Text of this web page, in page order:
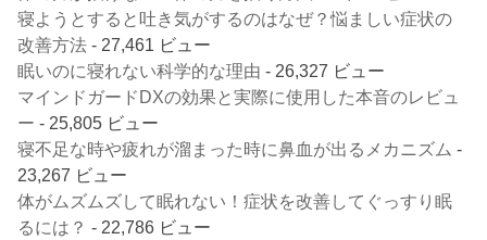
寝ようとすると吐き気がするのはなぜ？悩ましい症状の
改善方法 - 27,461 ビュー
眠いのに寝れない科学的な理由 - 26,327 ビュー
マインドガードDXの効果と実際に使用した本音のレビュ
ー - 25,805 ビュー
寝不足な時や疲れが溜まった時に鼻血が出るメカニズム -
23,267 ビュー
体がムズムズして眠れない！症状を改善してぐっすり眠
るには？ - 22,786 ビュー